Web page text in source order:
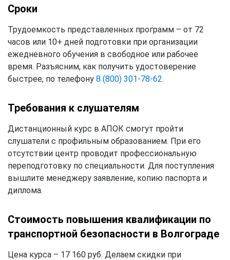
Сроки
Трудоемкость представленных программ – от 72
часов или 10+ дней подготовки при организации
ежедневного обучения в свободное или рабочее
время. Разъясним, как получить удостоверение
быстрее, по телефону 8 (800) 301-78-62.
Требования к слушателям
Дистанционный курс в АПОК смогут пройти
слушатели с профильным образованием. При его
отсутствии центр проводит профессиональную
переподготовку по специальности. Для поступления
вышлите менеджеру заявление, копию паспорта и
диплома.
Стоимость повышения квалификации по
транспортной безопасности в Волгограде
Цена курса – 17 160 руб. Делаем скидки при